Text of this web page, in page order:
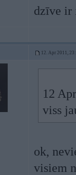
dzīve ir
12. Apr 2011,
12
viss
ok,
visiem